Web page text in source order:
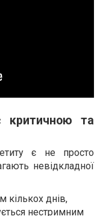
критичною та
є не просто
невідкладної
кількох днів,
нестримним